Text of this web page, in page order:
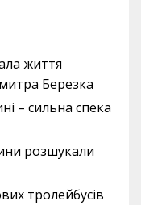
життя
Березка
– сильна спека
розшукали
тролейбусів